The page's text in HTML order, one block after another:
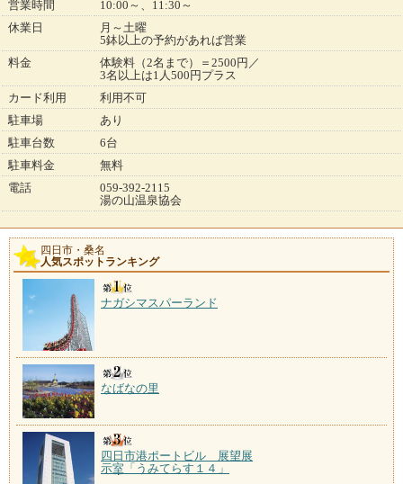
営業時間
10:00～、11:30～
休業日
月～土曜
5鉢以上の予約があれば営業
料金
体験料（2名まで）＝2500円／
3名以上は1人500円プラス
カード利用
利用不可
駐車場
あり
駐車台数
6台
駐車料金
無料
電話
059-392-2115
湯の山温泉協会
四日市・桑名
人気スポットランキング
ナガシマスパーランド
なばなの里
四日市港ポートビル 展望展
示室「うみてらす１４」